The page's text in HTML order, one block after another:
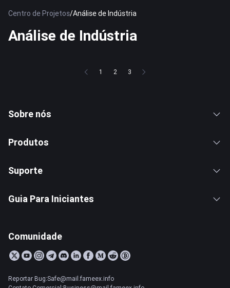
Centro de Projetos/Análise de Indústria
Análise de Indústria
1 2 3
Sobre nós
Produtos
Suporte
Guia Para Iniciantes
Comunidade
Reportar Bug:Safe@mail.fameex.info